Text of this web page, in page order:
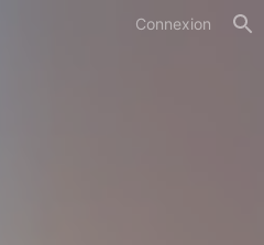
Connexion